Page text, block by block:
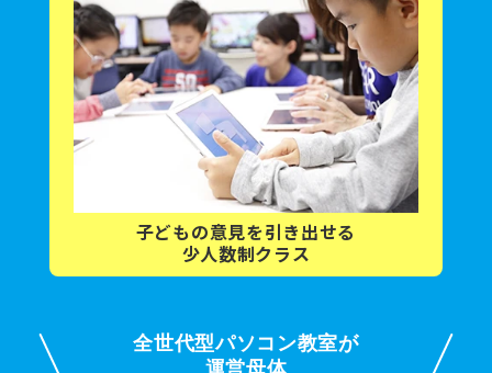
子どもの意見を引き出せる
少人数制クラス
全世代型パソコン教室が